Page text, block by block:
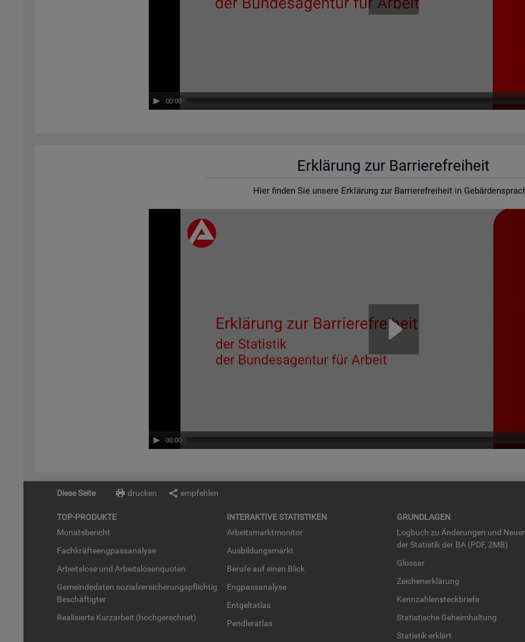
00:00
Er­klä­rung zur Bar­rie­re­frei­heit
Hier fin­den Sie un­se­re Er­klä­rung zur Bar­rie­re­frei­heit in
00:00
Diese Seite drucken empfehlen
TOP-PRO­DUK­TE
Mo­nats­be­richt
Fach­kräf­te­eng­pass­ana­ly­se
Ar­beits­lo­se und Ar­beits­lo­sen­quo­ten
Ge­mein­de­da­ten so­zi­al­ver­si­che­rungs­pflich­tig
Be­schäf­tig­ter
Rea­li­sier­te Kurz­ar­beit (hoch­ge­rech­net)
IN­TER­AK­TI­VE STA­TIS­TI­KEN
Ar­beits­markt­mo­ni­tor
Aus­bil­dungs­markt
Be­ru­fe auf einen Blick
Eng­pass­ana­ly­se
Ent­gel­t­at­las
Pend­ler­at­las
GRUND­LA­GEN
Log­buch zu Än­de­run­gen und
der Sta­tis­tik der BA (PDF, 2MB)
Glos­sar
Zei­chen­er­klä­rung
Kenn­zah­len­steck­brie­fe
Sta­tis­ti­sche Ge­heim­hal­tung
Sta­tis­tik er­klärt